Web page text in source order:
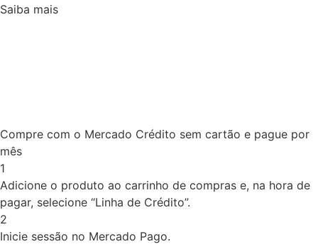
Saiba mais
Compre com o Mercado Crédito sem cartão e pague por
mês
1
Adicione o produto ao carrinho de compras e, na hora de
pagar, selecione “Linha de Crédito”.
2
Inicie sessão no Mercado Pago.